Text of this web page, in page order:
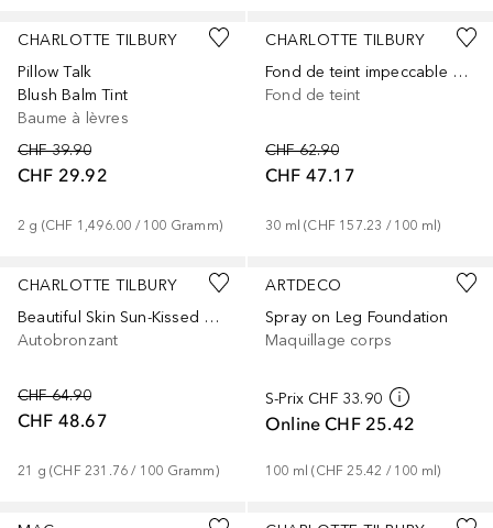
CHARLOTTE TILBURY
Pillow Talk
Blush Balm Tint
Baume à lèvres
CHF 39.90
CHF 29.92
2 g (CHF 1,496.00 / 100 Gramm)
CHARLOTTE TILBURY
Fond de teint impeccable à l'aérographe
Fond de teint
CHF 62.90
CHF 47.17
30 ml (CHF 157.23 / 100 ml)
CHARLOTTE TILBURY
Beautiful Skin Sun-Kissed Glow Bronzer
Autobronzant
CHF 64.90
CHF 48.67
21 g (CHF 231.76 / 100 Gramm)
+ 1
ARTDECO
Spray on Leg Foundation
Maquillage corps
S-Prix CHF 33.90
Online CHF 25.42
100 ml (CHF 25.42 / 100 ml)
+68 + 17